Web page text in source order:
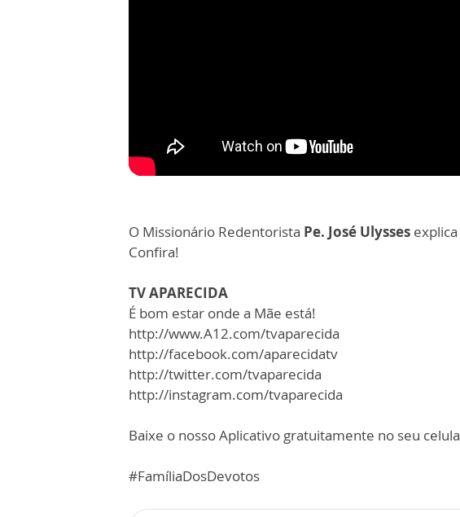
O Missionário Redentorista Pe. José Ulysses
Confira!
TV APARECIDA
É bom estar onde a Mãe está!
http://www.A12.com/tvaparecida
http://facebook.com/aparecidatv
http://twitter.com/tvaparecida
http://instagram.com/tvaparecida
Baixe o nosso Aplicativo gratuitamente no seu
#FamíliaDosDevotos